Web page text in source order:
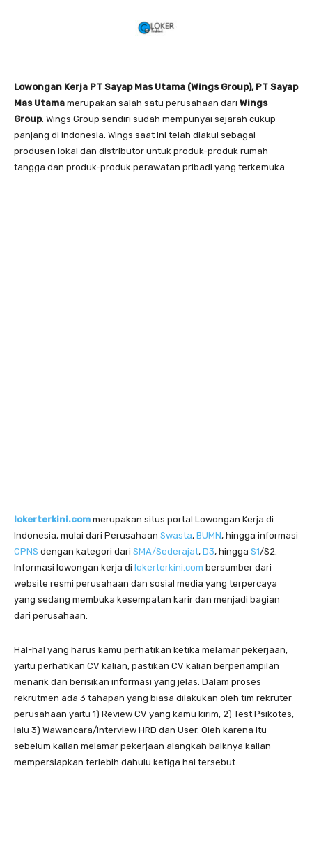
Lowongan Kerja PT Sayap Mas Utama (Wings Group), PT Sayap
Mas Utama merupakan salah satu perusahaan dari Wings
Group. Wings Group sendiri sudah mempunyai sejarah cukup
panjang di Indonesia. Wings saat ini telah diakui sebagai
produsen lokal dan distributor untuk produk-produk rumah
tangga dan produk-produk perawatan pribadi yang terkemuka.
lokerterkini.com merupakan situs portal Lowongan Kerja di
Indonesia, mulai dari Perusahaan Swasta, BUMN, hingga informasi
CPNS dengan kategori dari SMA/Sederajat, D3, hingga S1/S2.
Informasi lowongan kerja di lokerterkini.com bersumber dari
website resmi perusahaan dan sosial media yang terpercaya
yang sedang membuka kesempatan karir dan menjadi bagian
dari perusahaan.
Hal-hal yang harus kamu perhatikan ketika melamar pekerjaan,
yaitu perhatikan CV kalian, pastikan CV kalian berpenampilan
menarik dan berisikan informasi yang jelas. Dalam proses
rekrutmen ada 3 tahapan yang biasa dilakukan oleh tim rekruter
perusahaan yaitu 1) Review CV yang kamu kirim, 2) Test Psikotes,
lalu 3) Wawancara/Interview HRD dan User. Oleh karena itu
sebelum kalian melamar pekerjaan alangkah baiknya kalian
mempersiapkan terlebih dahulu ketiga hal tersebut.